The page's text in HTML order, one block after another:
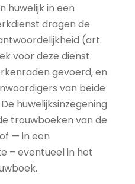
huwelijk in een
dragen de
(art.
voor deze dienst
gevoerd, en
van beide
huwelijksinzegening
trouwboeken van de
— in een
– eventueel in het